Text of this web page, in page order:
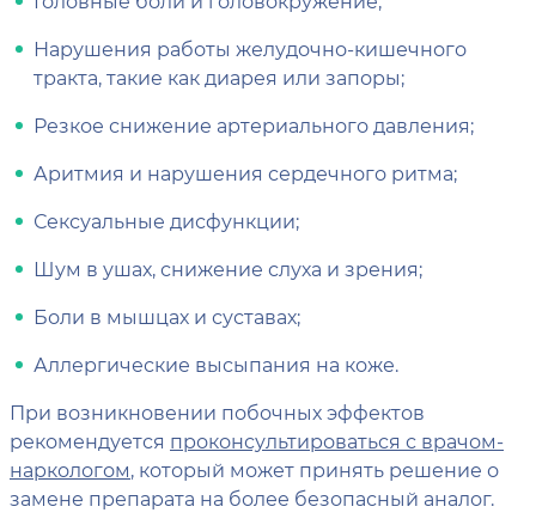
Нарушения работы желудочно-кишечного
тракта, такие как диарея или запоры;
Резкое снижение артериального давления;
Аритмия и нарушения сердечного ритма;
Сексуальные дисфункции;
Шум в ушах, снижение слуха и зрения;
Боли в мышцах и суставах;
Аллергические высыпания на коже.
При возникновении побочных эффектов
рекомендуется проконсультироваться с врачом-
наркологом, который может принять решение о
замене препарата на более безопасный аналог.